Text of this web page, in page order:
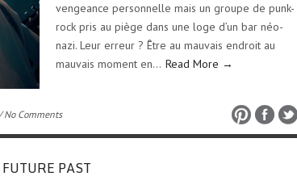
vengeance personnelle mais un groupe de punk-
rock pris au piège dans une loge d’un bar néo-
nazi. Leur erreur ? Être au mauvais endroit au
mauvais moment en… Read More →
No Comments
PAST